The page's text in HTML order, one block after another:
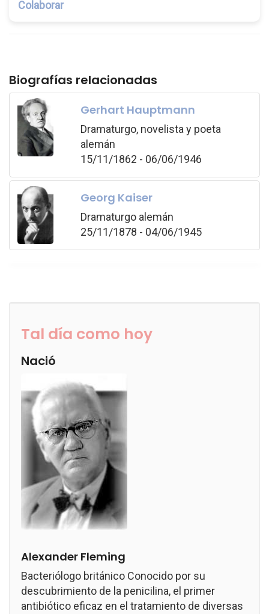
Colaborar
Biografías relacionadas
Gerhart Hauptmann
Dramaturgo, novelista y poeta
alemán
15/11/1862 - 06/06/1946
Georg Kaiser
Dramaturgo alemán
25/11/1878 - 04/06/1945
Tal día como hoy
Nació
Alexander Fleming
Bacteriólogo británico Conocido por su
descubrimiento de la penicilina, el primer
antibiótico eficaz en el tratamiento de diversas